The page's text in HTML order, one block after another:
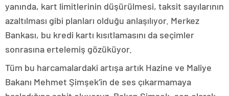
yanında, kart limitlerinin düşürülmesi, taksit sayılarının
azaltılması gibi planları olduğu anlaşılıyor. Merkez
Bankası, bu kredi kartı kısıtlamasını da seçimler
sonrasına ertelemiş gözüküyor.
Tüm bu harcamalardaki artışa artık Hazine ve Maliye
Bakanı Mehmet Şimşek’in de ses çıkarmamaya